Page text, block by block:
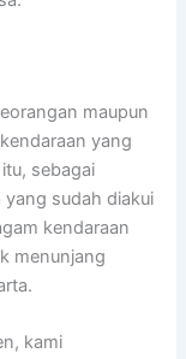
maupun
yang
sebagai
yang sudah diakui
kendaraan
menunjang
kami